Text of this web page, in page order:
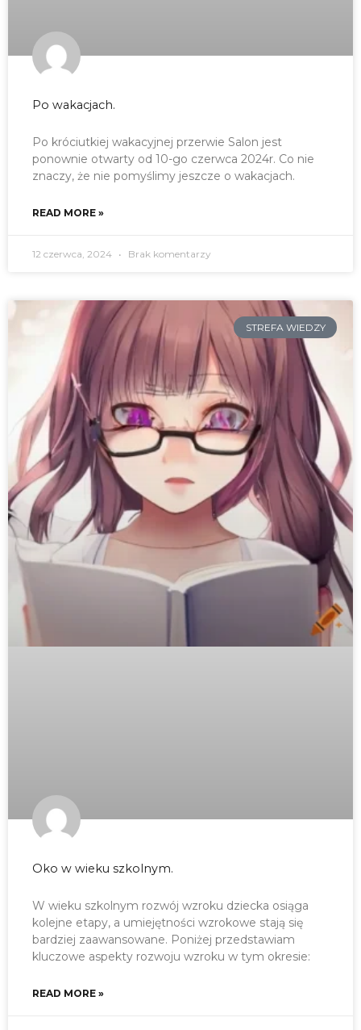
Po wakacjach.
Po króciutkiej wakacyjnej przerwie Salon jest
ponownie otwarty od 10-go czerwca 2024r. Co nie
znaczy, że nie pomyślimy jeszcze o wakacjach.
READ MORE »
12 czerwca, 2024 Brak komentarzy
STREFA WIEDZY
Oko w wieku szkolnym.
W wieku szkolnym rozwój wzroku dziecka osiąga
kolejne etapy, a umiejętności wzrokowe stają się
bardziej zaawansowane. Poniżej przedstawiam
kluczowe aspekty rozwoju wzroku w tym okresie:
READ MORE »